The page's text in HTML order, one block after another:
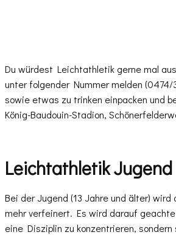
Du würdest Leichtathletik gerne mal
unter folgender Nummer melden (0474/
sowie etwas zu trinken einpacken und
König-Baudouin-Stadion,
Leichtathletik Jugend
Bei der Jugend (13 Jahre und älter) wird
mehr verfeinert. Es wird darauf
eine Disziplin zu konzentrieren, sondern